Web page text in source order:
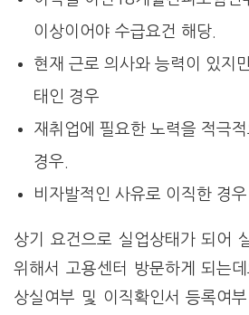
이상이어야 수급요건 해당.
현재 근로 의사와 능력이 있지
태인 경우
재취업에 필요한 노력을 적극
경우.
비자발적인 사유로 이직한 경우
상기 요건으로 실업상태가 되어
위해서 고용센터 방문하게 되는
상실여부 및 이직확인서 등록여